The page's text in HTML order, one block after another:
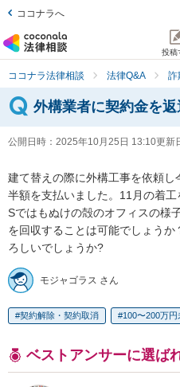
ココナラへ
投稿
ココナラ法律相談 法律Q&A 詐
外構業者に契約金を
公開日時： 2025年10月25日 13:10更新
建て替えの際に外構工事を依頼
半額を支払いました。11月の着
Sではもぬけの殻のオフィスの様
を回収することは可能でしょう
ろしいでしょうか?
モジャゴラス さん
契約解除・契約取消 100〜200万円
ベストアンサーに選ば